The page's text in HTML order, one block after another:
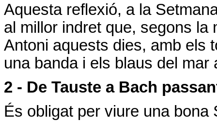
Aquesta reflexió, a la
al millor indret que, segons
Antoni aquests dies, amb els
una banda i els blaus del mar
2 - De Tauste a Bach
És obligat per viure una